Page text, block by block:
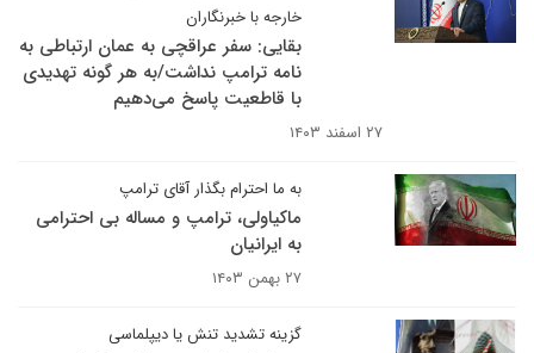
خارجه با خبرنگاران
بقایی: سفر عراقچی به عمان ارتباطی به
نامه ترامپ نداشت/به هر گونه تهدیدی
با قاطعیت پاسخ می‌دهیم
۲۷ اسفند ۱۴۰۳
به ما احترام بگذار آقای ترامپ
ماکیاولی، ترامپ و مساله بی احترامی
به ایرانیان
۲۷ بهمن ۱۴۰۳
گزینه تشدید تنش یا دیپلماسی